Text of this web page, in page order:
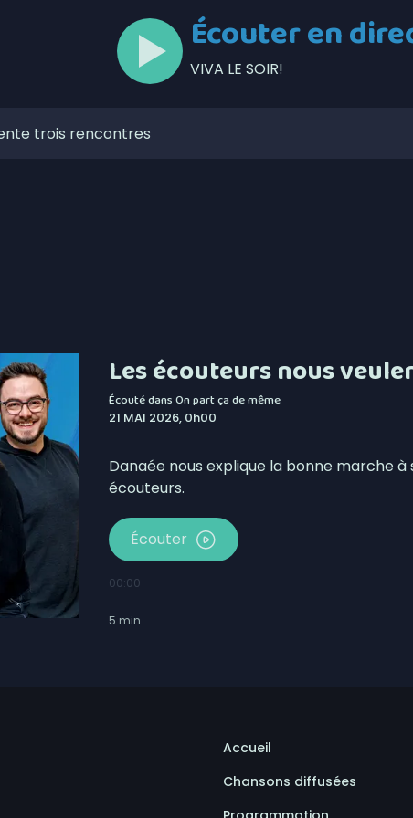
Écouter en
VIVA LE SOIR!
trois rencontres
la Société portuaire du Bas-Saint-Laurent et de la
en candidatures du Gala de l’Excellence
conserve son avance dans les intentions de vote
fil 5G à Matane-sur-Mer
le début des séries de la division masculine de la
à Saint-Ulric
Les écouteurs nous
Écouté dansOn part ça de même
21 MAI 2026, 0h00
Danaée nous explique la bonne marche
écouteurs.
Écouter
00:00
5 min
Accueil
Chansons diffusées